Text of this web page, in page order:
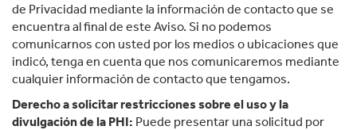
de Privacidad mediante la información de contacto que se
encuentra al final de este Aviso. Si no podemos
comunicarnos con usted por los medios o ubicaciones que
indicó, tenga en cuenta que nos comunicaremos mediante
cualquier información de contacto que tengamos.
Derecho a solicitar restricciones sobre el uso y la
divulgación de la PHI: Puede presentar una solicitud por